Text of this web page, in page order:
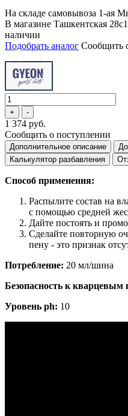
На складе самовывоза 1-ая
В магазине Ташкентская
наличии
Подобрать аналог Сообщить
1 374 руб.
Сообщить о поступлении
Дополнительное описание
Калькулятор разбавления
Способ применения:
Распылите состав на
с помощью средней
Дайте постоять и
Сделайте повторную
пену - это признак
Потребление: 20 мл/шина
Безопасность к
Уровень ph: 10